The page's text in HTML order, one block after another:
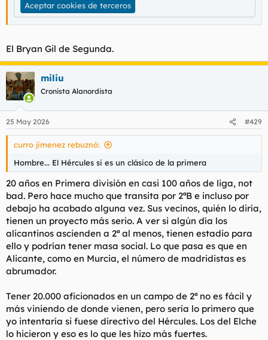
Aceptar cookies de terceros
El Bryan Gil de Segunda.
miliu
Cronista Alanordista
25 May 2026 #429
curro jimenez rebuznó:
Hombre... El Hércules si es un clásico de la primera
20 años en Primera división en casi 100 años de liga, not
bad. Pero hace mucho que transita por 2ªB e incluso por
debajo ha acabado alguna vez. Sus vecinos, quién lo diría,
tienen un proyecto más serio. A ver si algún día los
alicantinos ascienden a 2ª al menos, tienen estadio para
ello y podrían tener masa social. Lo que pasa es que en
Alicante, como en Murcia, el número de madridistas es
abrumador.
Tener 20.000 aficionados en un campo de 2ª no es fácil y
más viniendo de donde vienen, pero sería lo primero que
yo intentaría si fuese directivo del Hércules. Los del Elche
lo hicieron y eso es lo que les hizo más fuertes.